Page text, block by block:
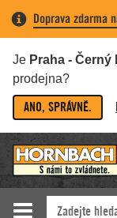
Doprava zdarma
Je Praha - Černý
prodejna?
ANO, SPRÁVNĚ.